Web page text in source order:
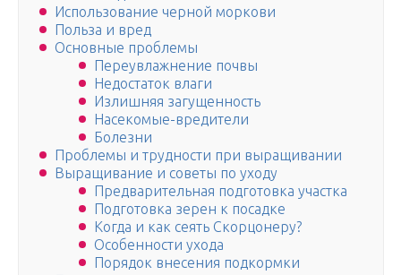
Использование черной моркови
Польза и вред
Основные проблемы
Переувлажнение почвы
Недостаток влаги
Излишняя загущенность
Насекомые-вредители
Болезни
Проблемы и трудности при выращивании
Выращивание и советы по уходу
Предварительная подготовка участка
Подготовка зерен к посадке
Когда и как сеять Скорцонеру?
Особенности ухода
Порядок внесения подкормки